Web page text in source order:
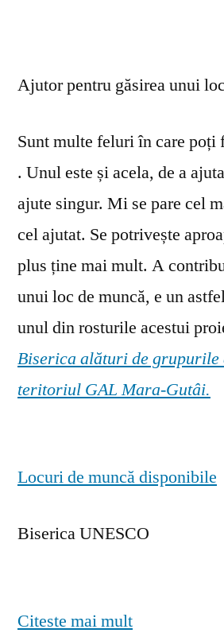
Ajutor pentru găsirea unui
Sunt multe feluri în care poți
. Unul este și acela, de a
ajute singur. Mi se pare cel
cel ajutat. Se potrivește
plus ține mai mult. A
unui loc de muncă, e un
unul din rosturile acestui
Biserica alături de grupurile
teritoriul GAL Mara-Gutâi.
Locuri de muncă disponibile
Biserica UNESCO
Citeste mai mult